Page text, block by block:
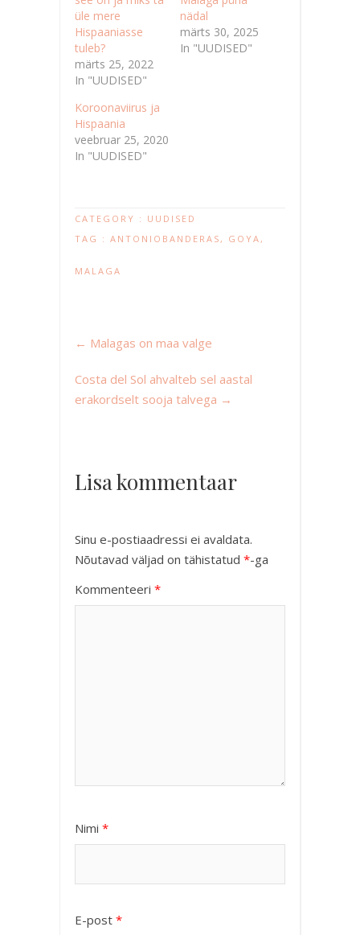
üle mere
Hispaaniasse
tuleb?
märts 25, 2022
In "UUDISED"
nädal
märts 30, 2025
In "UUDISED"
Koroonaviirus ja
Hispaania
veebruar 25, 2020
In "UUDISED"
CATEGORY : UUDISED
TAG : ANTONIOBANDERAS , GOYA ,
MALAGA
← Malagas on maa valge
Costa del Sol ahvalteb sel aastal
erakordselt sooja talvega →
Lisa kommentaar
Sinu e-postiaadressi ei avaldata.
Nõutavad väljad on tähistatud *-ga
Kommenteeri *
Nimi *
E-post *